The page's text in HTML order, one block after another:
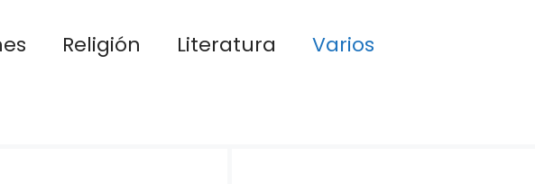
Religión Literatura
Varios